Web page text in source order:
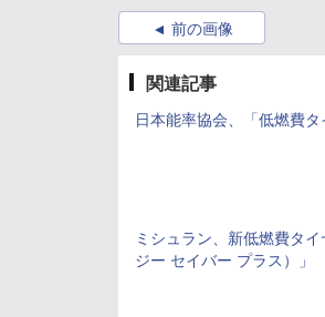
前の画像
関連記事
日本能率協会、「低燃費
ミシュラン、新低燃費タ
ジー セイバー プラス）」